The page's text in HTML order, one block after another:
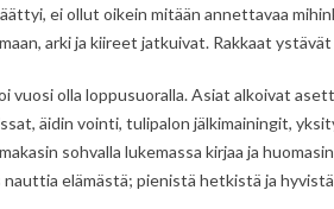
ei ollut oikein mitään annettavaa
arki ja kiireet jatkuivat. Rakkaat
vuosi olla loppusuoralla. Asiat alkoivat
äidin vointi, tulipalon jälkimainingit,
sohvalla lukemassa kirjaa ja
nauttia elämästä; pienistä hetkistä ja